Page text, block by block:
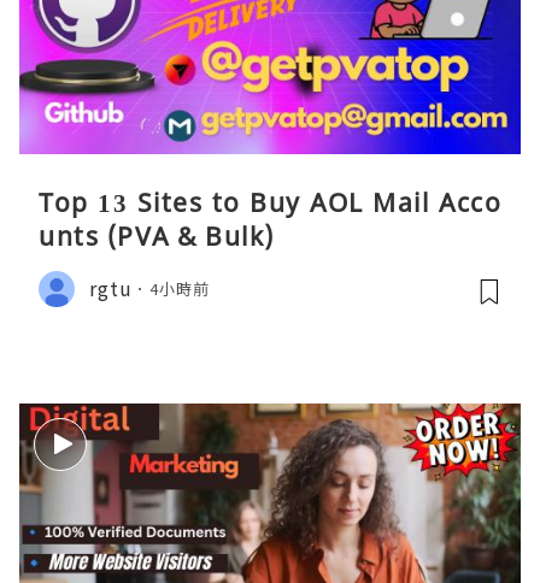
Top 13 Sites to Buy AOL Mail Acco
unts (PVA & Bulk)
rgtu 4小時前